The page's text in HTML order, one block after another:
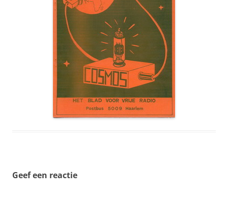
Geef een reactie